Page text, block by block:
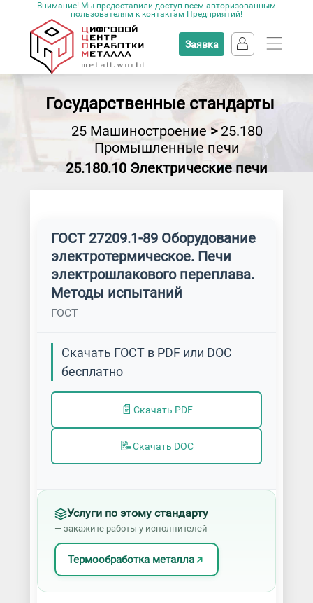
Внимание! Мы предоставили доступ всем авторизованным
пользователям к контактам Предприятий!
Заявка
Государственные стандарты
25 Машиностроение>25.180
Промышленные печи
25.180.10 Электрические печи
ГОСТ 27209.1-89 Оборудование
электротермическое. Печи
электрошлакового переплава.
Методы испытаний
ГОСТ
Скачать ГОСТ в PDF или DOC
бесплатно
📄 Скачать PDF
📝Скачать DOC
Услуги по этому стандарту
— закажите работы у исполнителей
Термообработка металла